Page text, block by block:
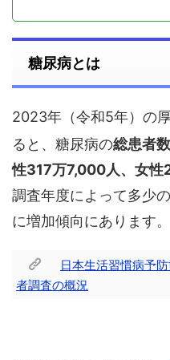
糖尿病とは
2023年（令和5年）の
ると、糖尿病の総患者
性317万7,000人、女性
調査年度によって多少
に増加傾向にあります。
日本生活習慣病予
者調査の概況